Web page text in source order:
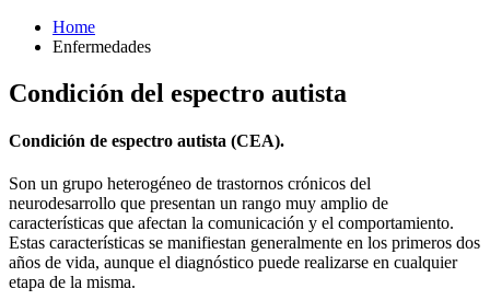
Home
Enfermedades
Condición del espectro autista
Condición de espectro autista (CEA).
Son un grupo heterogéneo de trastornos crónicos del
neurodesarrollo que presentan un rango muy amplio de
características que afectan la comunicación y el comportamiento.
Estas características se manifiestan generalmente en los primeros dos
años de vida, aunque el diagnóstico puede realizarse en cualquier
etapa de la misma.